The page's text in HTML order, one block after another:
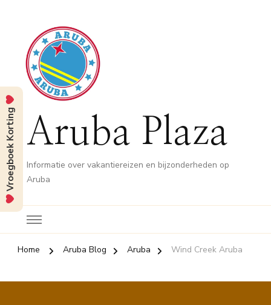
Aruba Plaza
Informatie over vakantiereizen en bijzonderheden op
Aruba
Home Aruba Blog Aruba Wind Creek Aruba
Vroegboek Korting